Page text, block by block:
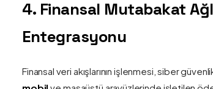
4. Finansal Mutabakat
Entegrasyonu
Finansal veri akışlarının işlenmesi, siber